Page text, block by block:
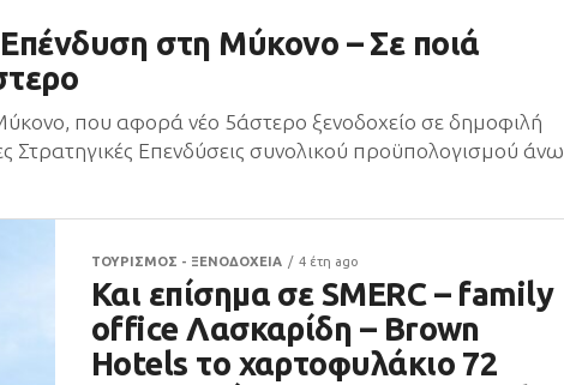
στη Μύκονο – Σε ποιά
που αφορά νέο 5άστερο ξενοδοχείο σε δημοφιλή
Στρατηγικές Επενδύσεις συνολικού προϋπολογισμού άνω
ΤΟΥΡΙΣΜΟΣ - ΞΕΝΟΔΟΧΕΙΑ 4 έτη ago
Και επίσημα σε SMERC – family
office Λασκαρίδη – Brown
Hotels το χαρτοφυλάκιο 72